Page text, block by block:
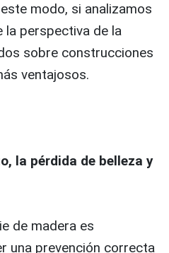
modo, si analizamos
la perspectiva de la
sobre construcciones
ventajosos.
la pérdida de belleza y
de madera es
una prevención correcta